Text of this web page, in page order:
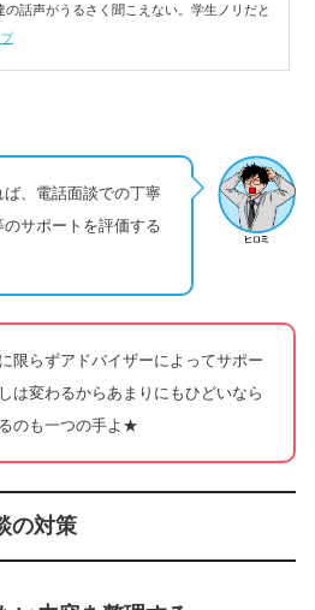
話声がうるさく聞こえない。学生ノリだと
、電話面談での丁寧
サポートを評価する
限らずアドバイザーによってサポー
は変わるからあまりにもひどいなら
のも一つの手よ★
の対策